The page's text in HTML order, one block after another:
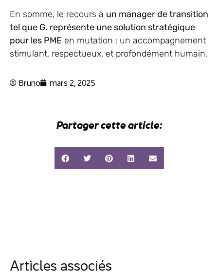
En somme, le recours à un manager de transition
tel que G. représente une solution stratégique
pour les PME en mutation : un accompagnement
stimulant, respectueux, et profondément humain.
Bruno mars 2, 2025
Partager cette article:
Articles associés